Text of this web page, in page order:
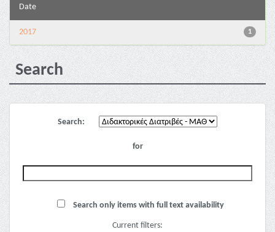
Date
1
2017
Search
Search:
for
Search only items with full text availability
Current filters: